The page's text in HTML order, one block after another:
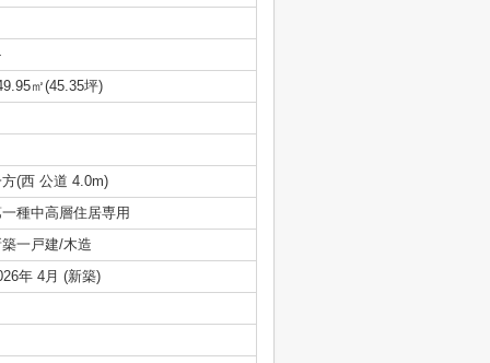
㎡(45.35坪)
(西 公道 4.0m)
種中高層住居専用
一戸建/木造
年 4月 (新築)